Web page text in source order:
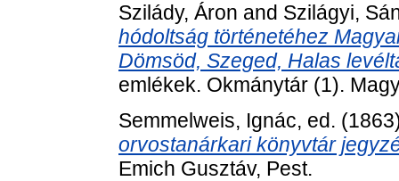
Szilády, Áron and Szilágyi,
hódoltság történetéhez
Dömsöd, Szeged, Halas
emlékek. Okmánytár (1).
Semmelweis, Ignác, ed.
orvostanárkari könyvtár
Emich Gusztáv, Pest.